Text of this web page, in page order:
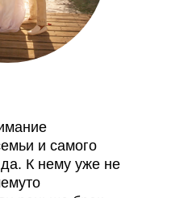
и самого
К нему уже не